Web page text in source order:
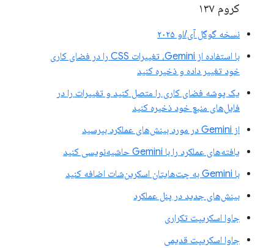
کروم ۱۳۷
نسخه گوگل آی/او ۲۰۲۵
با استفاده از Gemini، تغییرات CSS را در فضای کاری
خود تغییر داده و ذخیره کنید
یک پوشه فضای کاری را متصل کنید و تغییرات را در
فایل‌های منبع خود ذخیره کنید
از Gemini در مورد بینش‌های عملکرد بپرسید
یافته‌های عملکرد را با Gemini حاشیه‌نویسی کنید
با Gemini به چت‌هایتان اسکرین‌شات اضافه کنید
بینش‌های جدید در پنل عملکرد
جاوا اسکریپت تکراری
جاوا اسکریپت قدیمی